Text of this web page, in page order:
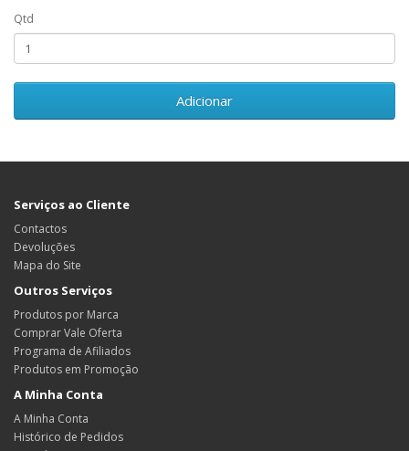
Qtd
Adicionar
Serviços ao Cliente
Contactos
Devoluções
Mapa do Site
Outros Serviços
Produtos por Marca
Comprar Vale Oferta
Programa de Afiliados
Produtos em Promoção
A Minha Conta
A Minha Conta
Histórico de Pedidos